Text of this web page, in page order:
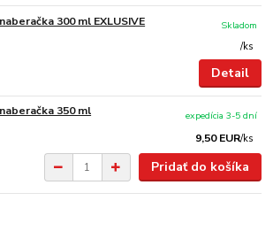
300 ml EXLUSIVE
/ks
Skladom
Detail
350 ml
9,50 EUR/ks
expedícia 3-5 dní
Pridať do košíka